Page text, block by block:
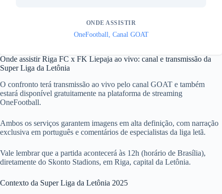
ONDE ASSISTIR
OneFootball, Canal GOAT
Onde assistir Riga FC x FK Liepaja ao vivo: canal e transmissão da
Super Liga da Letônia
O confronto terá transmissão ao vivo pelo canal GOAT e também
estará disponível gratuitamente na plataforma de streaming
OneFootball.
Ambos os serviços garantem imagens em alta definição, com narração
exclusiva em português e comentários de especialistas da liga letã.
Vale lembrar que a partida acontecerá às 12h (horário de Brasília),
diretamente do Skonto Stadions, em Riga, capital da Letônia.
Contexto da Super Liga da Letônia 2025